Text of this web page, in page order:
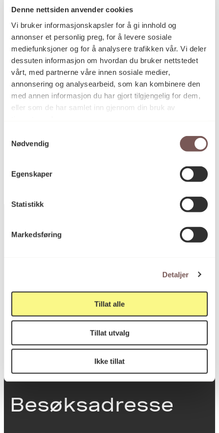
Denne nettsiden anvender cookies
Vi bruker informasjonskapsler for å gi innhold og
annonser et personlig preg, for å levere sosiale
mediefunksjoner og for å analysere trafikken vår. Vi deler
dessuten informasjon om hvordan du bruker nettstedet
vårt, med partnerne våre innen sosiale medier,
annonsering og analysearbeid, som kan kombinere den
med annen informasjon du har gjort tilgjengelig for dem,
eller som de har samlet inn gjennom din bruk av
Nødvendig
Egenskaper
Statistikk
Markedsføring
Detaljer
Tillat alle
Tillat utvalg
Ikke tillat
Mål
Høyde (skulptur): 40cm
Bredde (skulptur): 40cm
Dybde (skulptur): 20cm
Høyde (sokkel): 120cm
Bredde (sokkel): 30cm
Dybde (sokkel): 30cm
Reference
0130 Oslo
22 99 11 99
Besøksadresse